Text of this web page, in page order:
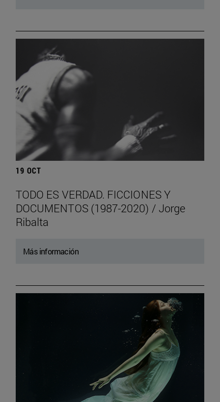
19 OCT
TODO ES VERDAD. FICCIONES Y
DOCUMENTOS (1987-2020) / Jorge
Ribalta
Más información